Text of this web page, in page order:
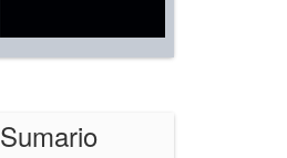
Sumario